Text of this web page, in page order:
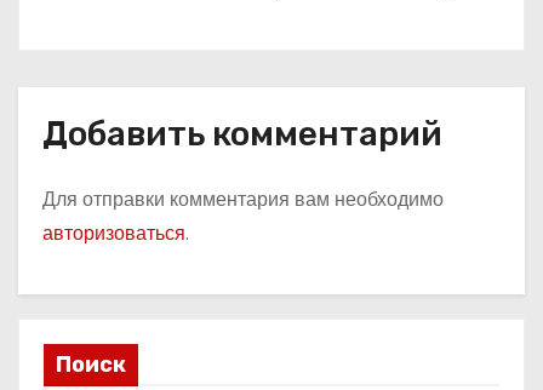
Добавить комментарий
Для отправки комментария вам необходимо
авторизоваться.
Поиск